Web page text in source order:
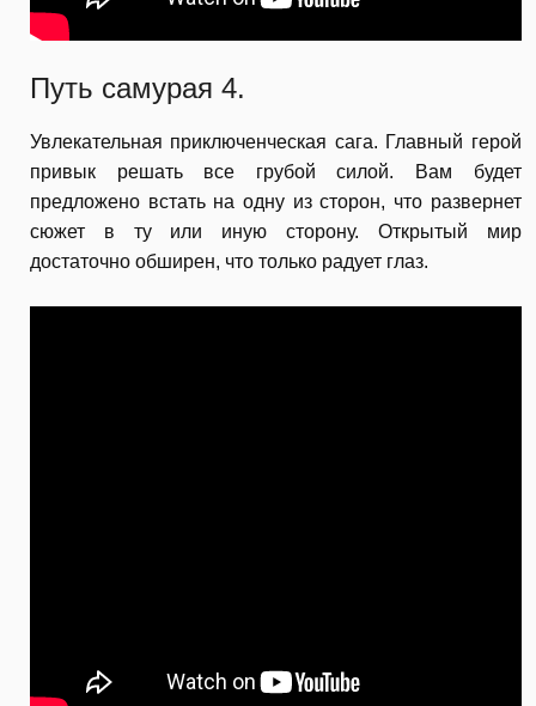
Путь самурая 4.
Увлекательная приключенческая сага. Главный герой
привык решать все грубой силой. Вам будет
предложено встать на одну из сторон, что развернет
сюжет в ту или иную сторону. Открытый мир
достаточно обширен, что только радует глаз.